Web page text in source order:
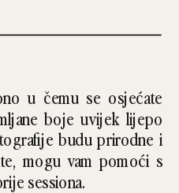
u čemu se osjećate
boje uvijek lijepo
budu prirodne i
mogu vam pomoći s
sessiona.